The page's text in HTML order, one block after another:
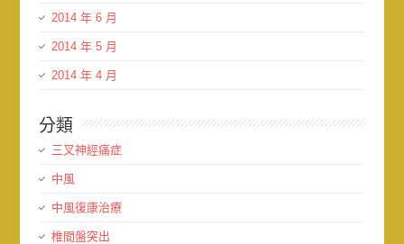
2014 年 6 月
2014 年 5 月
2014 年 4 月
分類
三叉神經痛症
中風
中風復康治療
椎間盤突出